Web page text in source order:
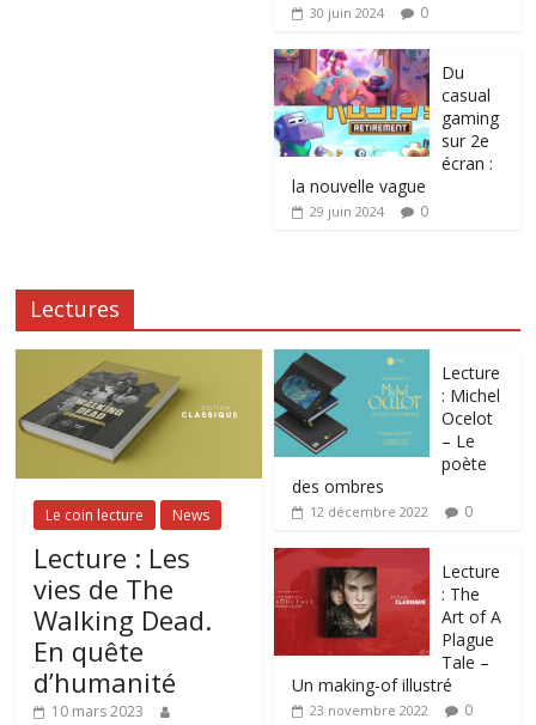
30 juin 2024 0
Du
casual
gaming
sur 2e
écran :
la nouvelle vague
29 juin 2024 0
Lectures
Le coin lecture News
Lecture : Les
vies de The
Walking Dead.
En quête
d’humanité
10 mars 2023
Lecture
: Michel
Ocelot
– Le
poète
des ombres
12 décembre 2022 0
Lecture
: The
Art of A
Plague
Tale –
Un making-of illustré
23 novembre 2022 0